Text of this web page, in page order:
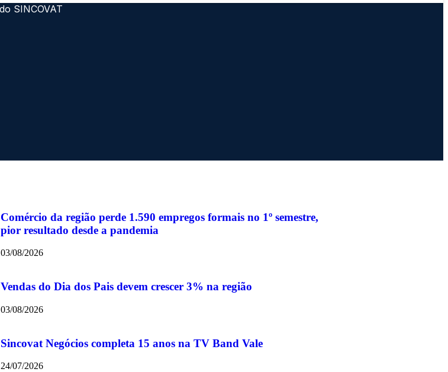
Comércio da região perde 1.590 empregos formais no 1º semestre,
pior resultado desde a pandemia
03/08/2026
Vendas do Dia dos Pais devem crescer 3% na região
03/08/2026
Sincovat Negócios completa 15 anos na TV Band Vale
24/07/2026